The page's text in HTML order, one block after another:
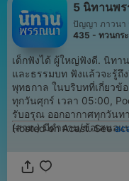
5 นิทานพ
ปัญญา ภาวนา
435 - ทวนกร
เด็กฟังได้ ผู้ใหญ่ฟังดี. นิทา
และธรรมบท ฟังแล้วจะรู้ถึ
พุทธกาล ในบริบทที่เกี่ยวข้
ทุกวันศุกร์ เวลา 05:00,
รับอรุณ ออกอากาศทุกวันท
(สวท.) มีคำถาม/ข้อเสนอ
Hosted on Acast. See